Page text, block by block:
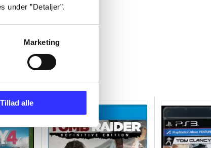
under ”Detaljer”.
Marketing
Tillad alle